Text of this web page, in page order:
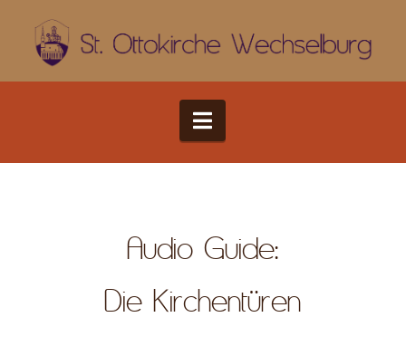
Navigation
Audio Guide:
Die Kirchentüren